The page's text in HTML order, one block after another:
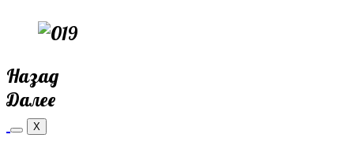
Назад
Далее
X